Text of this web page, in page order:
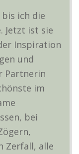
ich die
Jetzt ist sie
Inspiration
und
Partnerin
im
bei
Zerfall, alle